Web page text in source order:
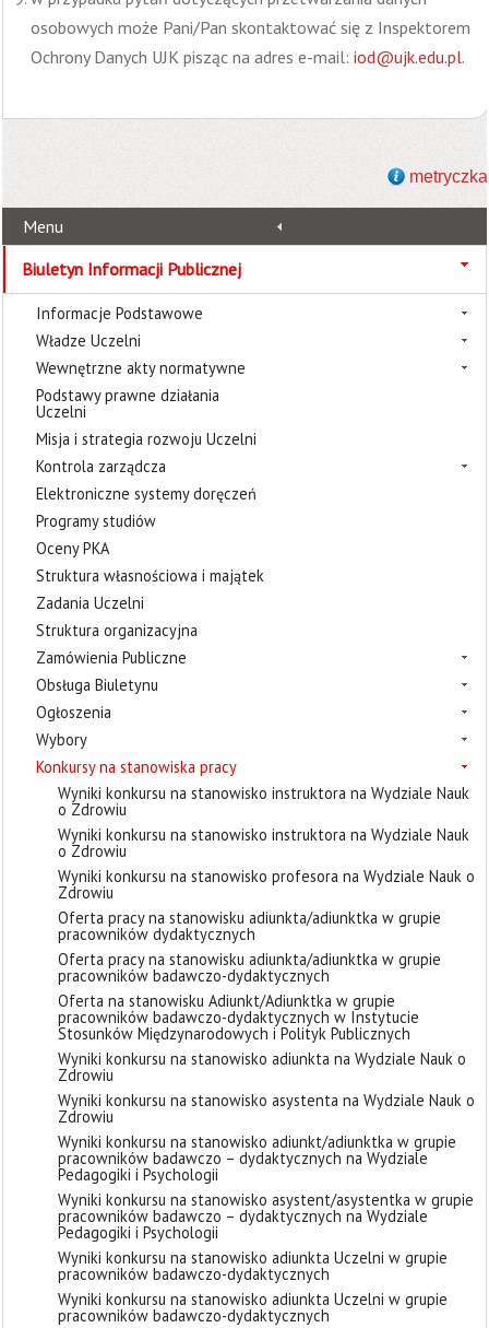
osobowych może Pani/Pan skontaktować się z Inspektorem
Ochrony Danych UJK pisząc na adres e-mail: iod@ujk.edu.pl.
metryczka
Menu
Biuletyn Informacji Publicznej
Informacje Podstawowe
Władze Uczelni
Wewnętrzne akty normatywne
Podstawy prawne działania
Uczelni
Misja i strategia rozwoju Uczelni
Kontrola zarządcza
Elektroniczne systemy doręczeń
Programy studiów
Oceny PKA
Struktura własnościowa i majątek
Zadania Uczelni
Struktura organizacyjna
Zamówienia Publiczne
Obsługa Biuletynu
Ogłoszenia
Wybory
Konkursy na stanowiska pracy
Wyniki konkursu na stanowisko instruktora na Wydziale Nauk
o Zdrowiu
Wyniki konkursu na stanowisko instruktora na Wydziale Nauk
o Zdrowiu
Wyniki konkursu na stanowisko profesora na Wydziale Nauk o
Zdrowiu
Oferta pracy na stanowisku adiunkta/adiunktka w grupie
pracowników dydaktycznych
Oferta pracy na stanowisku adiunkta/adiunktka w grupie
pracowników badawczo-dydaktycznych
Oferta na stanowisku Adiunkt/Adiunktka w grupie
pracowników badawczo-dydaktycznych w Instytucie
Stosunków Międzynarodowych i Polityk Publicznych
Wyniki konkursu na stanowisko adiunkta na Wydziale Nauk o
Zdrowiu
Wyniki konkursu na stanowisko asystenta na Wydziale Nauk o
Zdrowiu
Wyniki konkursu na stanowisko adiunkt/adiunktka w grupie
pracowników badawczo – dydaktycznych na Wydziale
Pedagogiki i Psychologii
Wyniki konkursu na stanowisko asystent/asystentka w grupie
pracowników badawczo – dydaktycznych na Wydziale
Pedagogiki i Psychologii
Wyniki konkursu na stanowisko adiunkta Uczelni w grupie
pracowników badawczo-dydaktycznych
Wyniki konkursu na stanowisko adiunkta Uczelni w grupie
pracowników badawczo-dydaktycznych